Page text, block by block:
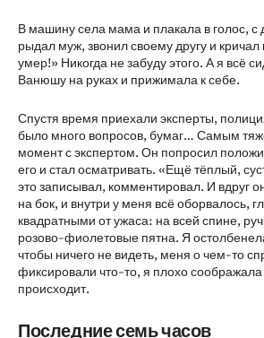
В машину села мама и плакала в голос, с
рыдал муж, звонил своему другу и кричал
умер!» Никогда не забуду этого. А я всё
Ванюшу на руках и прижимала к себе.
Спустя время приехали эксперты,
было много вопросов, бумаг… Самым
момент с экспертом. Он попросил
его и стал осматривать. «Ещё тёплый,
это записывал, комментировал. И вдруг
на бок, и внутри у меня всё оборвалось,
квадратными от ужаса: на всей спине,
розово-фиолетовые пятна. Я
чтобы ничего не видеть, меня о чем-то
фиксировали что-то, я плохо
происходит.
Последние семь часов